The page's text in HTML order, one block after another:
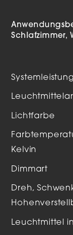
Schlafzimmer
Lichtfarbe
Kelvin
Dimmart
Dreh,
Leuchtmittel